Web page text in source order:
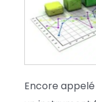
Encore